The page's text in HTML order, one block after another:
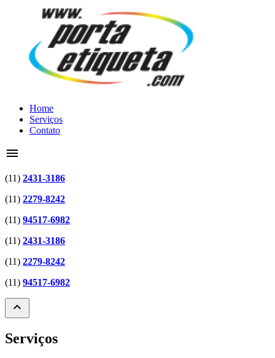
Home
Serviços
Contato
menu
(11) 2431-3186
(11) 2279-8242
(11) 94517-6982
(11) 2431-3186
(11) 2279-8242
(11) 94517-6982
expand_less
Serviços